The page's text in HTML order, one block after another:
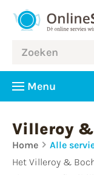
Menu
Villeroy
Home
Alle
Het Villeroy &